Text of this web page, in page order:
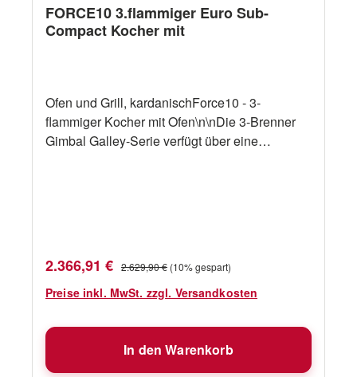
FORCE10 3.flammiger Euro Sub-
Compact Kocher mit
Ofen und Grill, kardanischForce10 - 3-
flammiger Kocher mit Ofen\n\nDie 3-Brenner
Gimbal Galley-Serie verfügt über eine
Größen.AbmessungenErsatzteile
Verkaufspreis:
2.366,91 € Regulärer Preis:
2.629,90 € (10% gespart)
Preise inkl. MwSt. zzgl. Versandkosten
In den Warenkorb